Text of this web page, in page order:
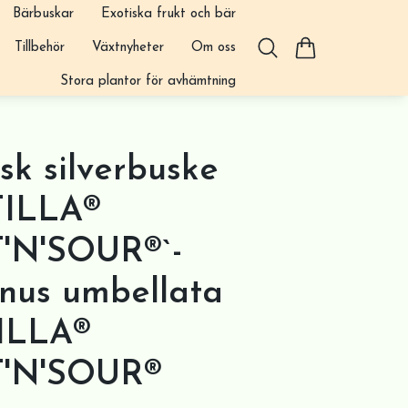
Bärbuskar Exotiska frukt och bär
Tillbehör Växtnyheter Om oss
Stora plantor för avhämtning
silverbuske
umbellata